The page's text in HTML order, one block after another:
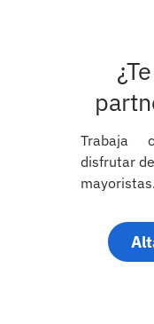
Trabaja
disfrutar
mayoristas.